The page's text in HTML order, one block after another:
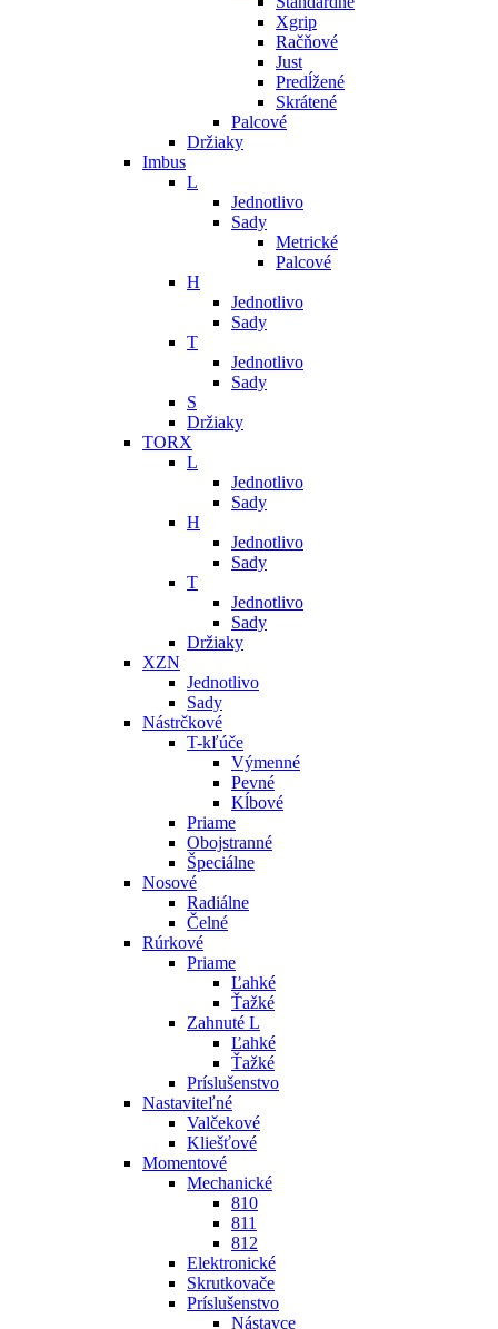
Xgrip
Račňové
Just
Predĺžené
Skrátené
Palcové
Držiaky
Imbus
L
Jednotlivo
Sady
Metrické
Palcové
H
Jednotlivo
Sady
T
Jednotlivo
Sady
S
Držiaky
TORX
L
Jednotlivo
Sady
H
Jednotlivo
Sady
T
Jednotlivo
Sady
Držiaky
XZN
Jednotlivo
Sady
Nástrčkové
T-kľúče
Výmenné
Pevné
Kĺbové
Priame
Obojstranné
Špeciálne
Nosové
Radiálne
Čelné
Rúrkové
Priame
Ľahké
Ťažké
Zahnuté L
Ľahké
Ťažké
Príslušenstvo
Nastaviteľné
Valčekové
Kliešťové
Momentové
Mechanické
810
811
812
Elektronické
Skrutkovače
Príslušenstvo
Nástavce